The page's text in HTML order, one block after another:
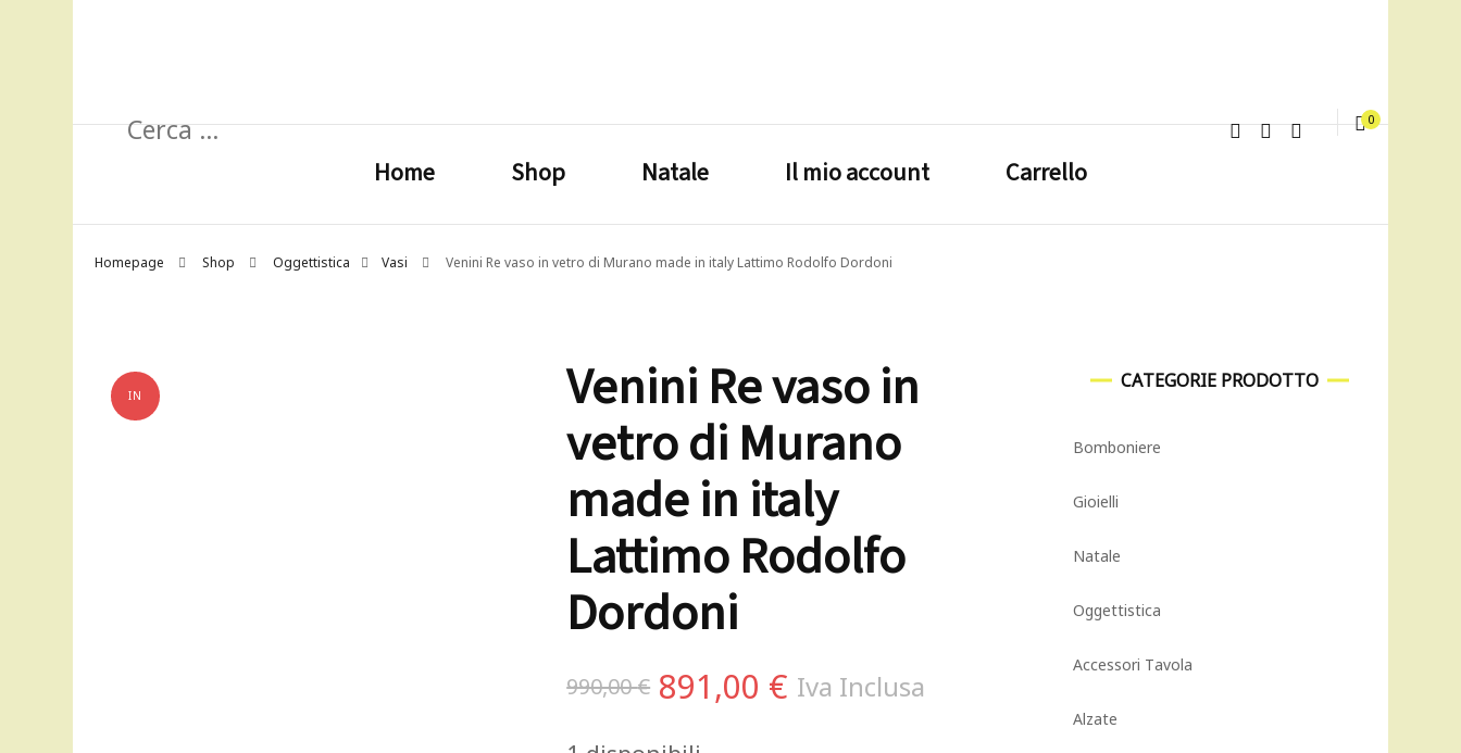
Ricerca
0
Home Shop Natale Il mio account Carrello
Homepage Shop Oggettistica Vasi Venini Re vaso in vetro di Murano made in italy Lattimo Rodolfo Dordoni
IN
Venini Re vaso in
vetro di Murano
made in italy
Lattimo Rodolfo
Dordoni
990,00€ Il
891,00 € Il
Iva Inclusa
CATEGORIE PRODOTTO
Bomboniere
Gioielli
Natale
Oggettistica
Accessori Tavola
Alzate